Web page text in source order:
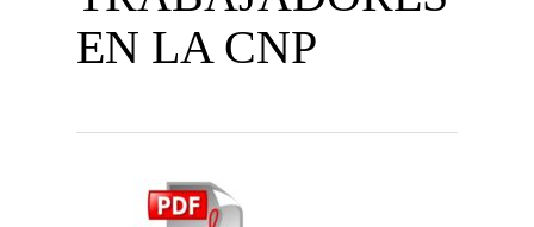
EN LA CNP